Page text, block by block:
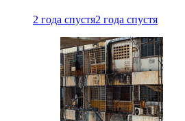
2 года спустя2 года спустя